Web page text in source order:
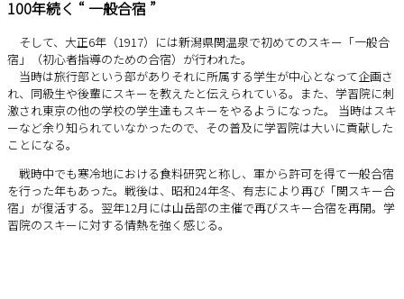
100年続く “ 一般合宿 ”
そして、大正6年（1917）には新潟県関温泉で初めてのスキー「一般合
宿」（初心者指導のための合宿）が行われた。
当時は旅行部という部がありそれに所属する学生が中心となって企画さ
れ、同級生や後輩にスキーを教えたと伝えられている。また、学習院に刺
激され東京の他の学校の学生達もスキーをやるようになった。 当時はスキ
ーなど余り知られていなかったので、その普及に学習院は大いに貢献した
ことになる。
戦時中でも寒冷地における食料研究と称し、軍から許可を得て一般合宿
を行った年もあった。戦後は、昭和24年冬、有志により再び「関スキー合
宿」が復活する。翌年12月には山岳部の主催で再びスキー合宿を再開。学
習院のスキーに対する情熱を強く感じる。